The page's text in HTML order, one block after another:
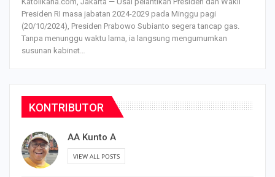
Presiden RI masa jabatan 2024-2029 pada Minggu pagi
(20/10/2024), Presiden Prabowo Subianto segera tancap gas.
Tanpa menunggu waktu lama, ia langsung mengumumkan
susunan kabinet…
KONTRIBUTOR
AA Kunto A
VIEW ALL POSTS